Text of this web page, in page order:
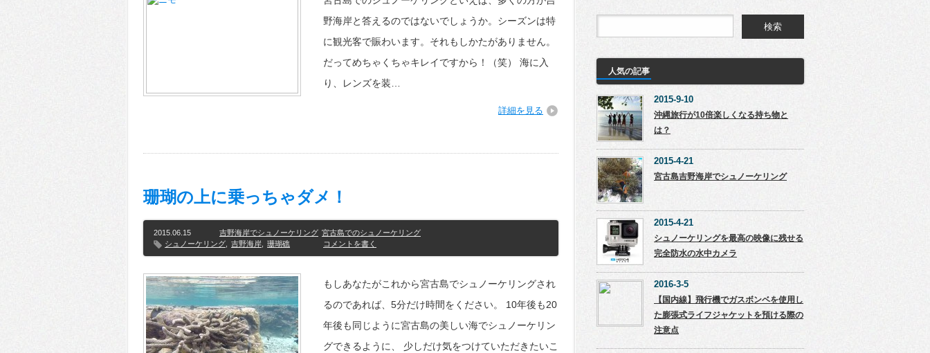
野海岸と答えるのではないでしょうか。シーズンは特
に観光客で賑わいます。それもしかたがありません。
だってめちゃくちゃキレイですから！（笑） 海に入
り、レンズを装…
詳細を見る
珊瑚の上に乗っちゃダメ！
2015.06.15 吉野海岸でシュノーケリング 宮古島でのシュノーケリング
シュノーケリング
吉野海岸 珊瑚礁 コメントを書く
もしあなたがこれから宮古島でシュノーケリングされ
るのであれば、5分だけ時間をください。 10年後も20
年後も同じように宮古島の美しい海でシュノーケリン
グできるように、 少しだけ気をつけていただきたいこ
人気の記事
2015-9-10
沖縄旅行が10倍楽しくなる持ち物と
は？
2015-4-21
宮古島吉野海岸でシュノーケリング
2015-4-21
シュノーケリングを最高の映像に残せる
完全防水の水中カメラ
2016-3-5
【国内線】飛行機でガスボンベを使用し
た膨張式ライフジャケットを預ける際の
注意点